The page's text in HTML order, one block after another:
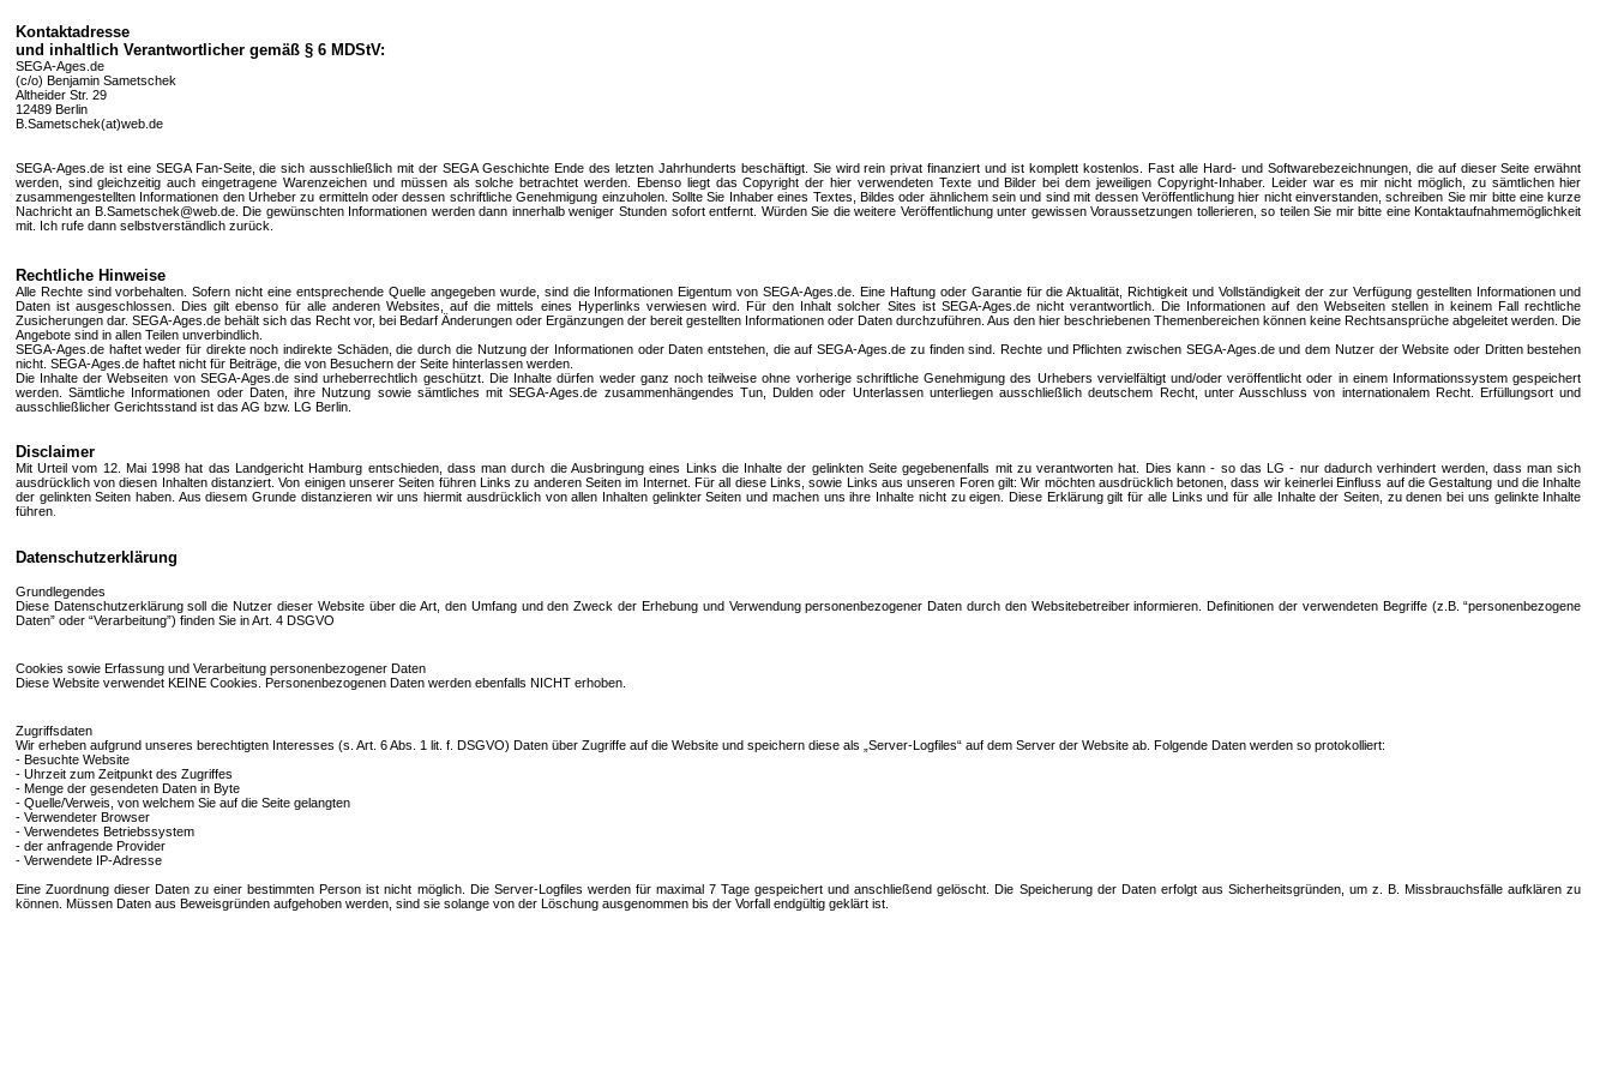
Kontaktadresse
und inhaltlich Verantwortlicher gemäß § 6 MDStV:
SEGA-Ages.de
(c/o) Benjamin Sametschek
Altheider Str. 29
12489 Berlin
B.Sametschek(at)web.de
SEGA-Ages.de ist eine SEGA Fan-Seite, die sich ausschließlich mit der SEGA Geschichte Ende des letzten Jahrhunderts beschäftigt. Sie wird rein privat finanziert und ist komplett kostenlos. Fast alle Hard- und Softwarebezeichnungen, die auf dieser Seite erwähnt
werden, sind gleichzeitig auch eingetragene Warenzeichen und müssen als solche betrachtet werden. Ebenso liegt das Copyright der hier verwendeten Texte und Bilder bei dem jeweiligen Copyright-Inhaber. Leider war es mir nicht möglich, zu sämtlichen hier
zusammengestellten Informationen den Urheber zu ermitteln oder dessen schriftliche Genehmigung einzuholen. Sollte Sie Inhaber eines Textes, Bildes oder ähnlichem sein und sind mit dessen Veröffentlichung hier nicht einverstanden, schreiben Sie mir bitte eine kurze
Nachricht an B.Sametschek@web.de. Die gewünschten Informationen werden dann innerhalb weniger Stunden sofort entfernt. Würden Sie die weitere Veröffentlichung unter gewissen Voraussetzungen tollerieren, so teilen Sie mir bitte eine Kontaktaufnahmemöglichkeit
mit. Ich rufe dann selbstverständlich zurück.
Rechtliche Hinweise
Alle Rechte sind vorbehalten. Sofern nicht eine entsprechende Quelle angegeben wurde, sind die Informationen Eigentum von SEGA-Ages.de. Eine Haftung oder Garantie für die Aktualität, Richtigkeit und Vollständigkeit der zur Verfügung gestellten Informationen und
Daten ist ausgeschlossen. Dies gilt ebenso für alle anderen Websites, auf die mittels eines Hyperlinks verwiesen wird. Für den Inhalt solcher Sites ist SEGA-Ages.de nicht verantwortlich. Die Informationen auf den Webseiten stellen in keinem Fall rechtliche
Zusicherungen dar. SEGA-Ages.de behält sich das Recht vor, bei Bedarf Änderungen oder Ergänzungen der bereit gestellten Informationen oder Daten durchzuführen. Aus den hier beschriebenen Themenbereichen können keine Rechtsansprüche abgeleitet werden. Die
Angebote sind in allen Teilen unverbindlich.
SEGA-Ages.de haftet weder für direkte noch indirekte Schäden, die durch die Nutzung der Informationen oder Daten entstehen, die auf SEGA-Ages.de zu finden sind. Rechte und Pflichten zwischen SEGA-Ages.de und dem Nutzer der Website oder Dritten bestehen
nicht. SEGA-Ages.de haftet nicht für Beiträge, die von Besuchern der Seite hinterlassen werden.
Die Inhalte der Webseiten von SEGA-Ages.de sind urheberrechtlich geschützt. Die Inhalte dürfen weder ganz noch teilweise ohne vorherige schriftliche Genehmigung des Urhebers vervielfältigt und/oder veröffentlicht oder in einem Informationssystem gespeichert
werden. Sämtliche Informationen oder Daten, ihre Nutzung sowie sämtliches mit SEGA-Ages.de zusammenhängendes Tun, Dulden oder Unterlassen unterliegen ausschließlich deutschem Recht, unter Ausschluss von internationalem Recht. Erfüllungsort und
ausschließlicher Gerichtsstand ist das AG bzw. LG Berlin.
Disclaimer
Mit Urteil vom 12. Mai 1998 hat das Landgericht Hamburg entschieden, dass man durch die Ausbringung eines Links die Inhalte der gelinkten Seite gegebenenfalls mit zu verantworten hat. Dies kann - so das LG - nur dadurch verhindert werden, dass man sich
ausdrücklich von diesen Inhalten distanziert. Von einigen unserer Seiten führen Links zu anderen Seiten im Internet. Für all diese Links, sowie Links aus unseren Foren gilt: Wir möchten ausdrücklich betonen, dass wir keinerlei Einfluss auf die Gestaltung und die Inhalte
der gelinkten Seiten haben. Aus diesem Grunde distanzieren wir uns hiermit ausdrücklich von allen Inhalten gelinkter Seiten und machen uns ihre Inhalte nicht zu eigen. Diese Erklärung gilt für alle Links und für alle Inhalte der Seiten, zu denen bei uns gelinkte Inhalte
führen.
Datenschutzerklärung
Grundlegendes
Diese Datenschutzerklärung soll die Nutzer dieser Website über die Art, den Umfang und den Zweck der Erhebung und Verwendung personenbezogener Daten durch den Websitebetreiber informieren. Definitionen der verwendeten Begriffe (z.B. “personenbezogene
Daten” oder “Verarbeitung”) finden Sie in Art. 4 DSGVO
Cookies sowie Erfassung und Verarbeitung personenbezogener Daten
Diese Website verwendet KEINE Cookies. Personenbezogenen Daten werden ebenfalls NICHT erhoben.
Zugriffsdaten
Wir erheben aufgrund unseres berechtigten Interesses (s. Art. 6 Abs. 1 lit. f. DSGVO) Daten über Zugriffe auf die Website und speichern diese als „Server-Logfiles“ auf dem Server der Website ab. Folgende Daten werden so protokolliert:
- Besuchte Website
- Uhrzeit zum Zeitpunkt des Zugriffes
- Menge der gesendeten Daten in Byte
- Quelle/Verweis, von welchem Sie auf die Seite gelangten
- Verwendeter Browser
- Verwendetes Betriebssystem
- der anfragende Provider
- Verwendete IP-Adresse
Eine Zuordnung dieser Daten zu einer bestimmten Person ist nicht möglich. Die Server-Logfiles werden für maximal 7 Tage gespeichert und anschließend gelöscht. Die Speicherung der Daten erfolgt aus Sicherheitsgründen, um z. B. Missbrauchsfälle aufklären zu
können. Müssen Daten aus Beweisgründen aufgehoben werden, sind sie solange von der Löschung ausgenommen bis der Vorfall endgültig geklärt ist.